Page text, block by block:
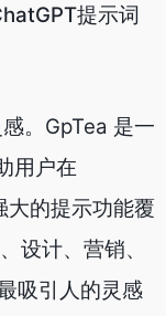
提示词
。GpTea 是一
用户在
大的提示功能覆
设计、营销、
吸引人的灵感